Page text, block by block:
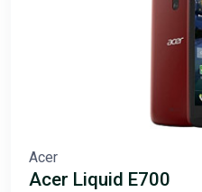
Acer
Acer Liquid E700